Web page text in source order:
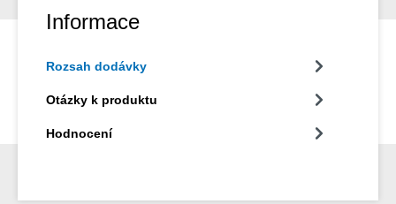
Informace
Rozsah dodávky
Otázky k produktu
Hodnocení